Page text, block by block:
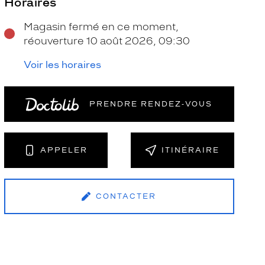
Magasin fermé en ce moment,
réouverture 10 août 2026, 09:30
Voir les horaires
PRENDRE RENDEZ‑VOUS
APPELER ITINÉRAIRE
CONTACTER